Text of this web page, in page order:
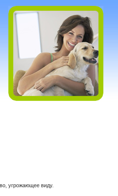
угрожающее виду.